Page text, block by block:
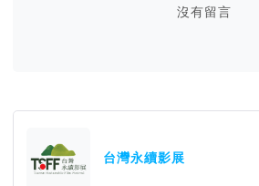
沒有留言
台灣永續影展